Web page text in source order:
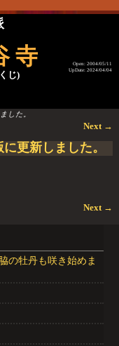
寺
じ)
Open: 2004/05/11
UpDate: 2024/04/04
した。
Next →
更新しました。
Next →
の牡丹も咲き始めま